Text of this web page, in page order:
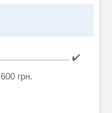
✔️
600 грн.